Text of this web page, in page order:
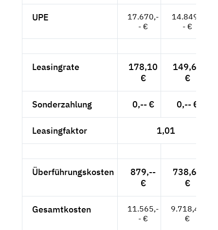
UPE
17.670,-
- €
14.849,-
- €
Leasingrate
178,10
€
149,66
€
Sonderzahlung 0,-- € 0,-- €
Leasingfaktor 1,01
Überführungskosten
879,--
€
738,66
€
Gesamtkosten
11.565,-
- €
9.718,49
€